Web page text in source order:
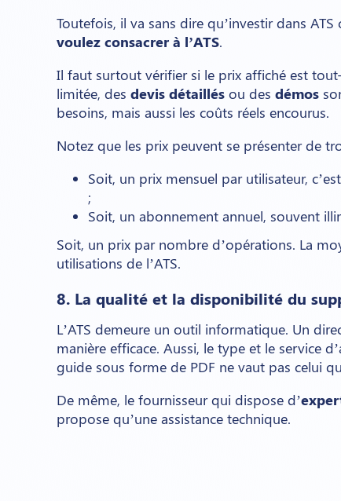
Toutefois, il va sans dire qu’investir dans
voulez consacrer à l’ATS.
Il faut surtout vérifier si le prix affiché est
limitée, des devis détaillés ou des démos
besoins, mais aussi les coûts réels encourus.
Notez que les prix peuvent se présenter de
Soit, un prix mensuel par utilisateur,
;
Soit, un abonnement annuel, souvent
Soit, un prix par nombre d’opérations. La
utilisations de l’ATS.
8. La qualité et la disponibilité du
L’ATS demeure un outil informatique. Un
manière efficace. Aussi, le type et le service
guide sous forme de PDF ne vaut pas celui
De même, le fournisseur qui dispose d’
propose qu’une assistance technique.